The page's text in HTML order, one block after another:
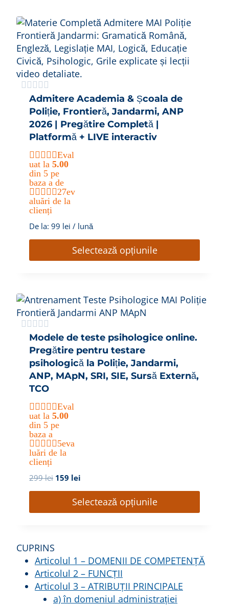
Admitere Academia & Școala de
Poliție, Frontieră, Jandarmi, ANP
2026 | Pregătire Completă |
Platformă + LIVE interactiv
Eval
uat la 5.00
din 5 pe
baza a
27
de
ev
aluări de la
clienți
De la: 99 lei / lună
Selectează opțiunile
Modele de teste psihologice online.
Pregătire pentru testare
psihologică la Poliție, Jandarmi,
ANP, MApN, SRI, SIE, Sursă Externă,
TCO
Eval
uat la 5.00
din 5 pe
baza a
5eva
luări de la
clienți
299lei P
i
ț
i
a
159 lei
e
r
e
n
t
Selectează opțiunile
CUPRINS
Articolul 1 – DOMENII DE COMPETENȚĂ
Articolul 2 – FUNCȚII
Articolul 3 – ATRIBUȚII PRINCIPALE
a) în domeniul administrației